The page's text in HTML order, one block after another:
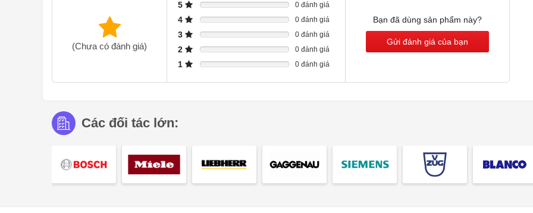
DuoCooling sử dụng hai mạch làm lạnh hoàn toàn riêng biệt để đảm bảo không có không khí nào được trao đổi giữa
ngăn lạnh và ngăn đông. Thực phẩm không bị khô cũng không bị mùi. Điều này có nghĩa là ít vứt bỏ hơn, ít mua sắm
hơn, nhưng tiết kiệm nhiều hơn và tận hưởng nhiều hơn.
(Chưa có đánh giá)
5 0 đánh giá
4 0 đánh giá
3 0 đánh giá
2 0 đánh giá
1 0 đánh giá
Bạn đã dùng sản phẩm này?
Gửi đánh giá của bạn
Các đối tác lớn: